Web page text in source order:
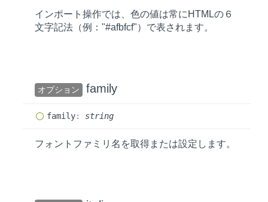
インポート操作では、色の値は常にHTMLの６
文字記法（例："#afbfcf"）で表されます。
オプション family
family: string
フォントファミリ名を取得または設定します。